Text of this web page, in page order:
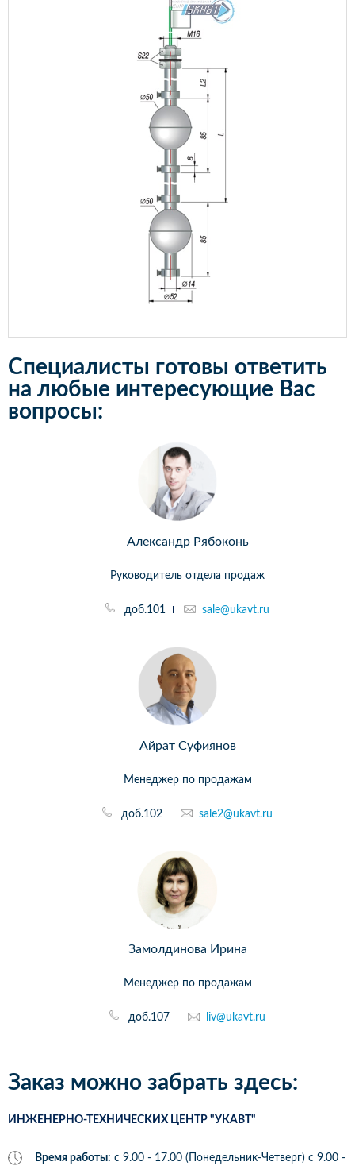
Специалисты готовы ответить
на любые интересующие Вас
вопросы:
Александр Рябоконь
Руководитель отдела продаж
доб.101 sale@ukavt.ru
Айрат Суфиянов
Менеджер по продажам
доб.102 sale2@ukavt.ru
Замолдинова Ирина
Менеджер по продажам
доб.107 liv@ukavt.ru
Заказ можно забрать здесь:
ИНЖЕНЕРНО-ТЕХНИЧЕСКИХ ЦЕНТР "УКАВТ"
Время работы: с 9.00 - 17.00 (Понедельник-Четверг) c 9.00 -